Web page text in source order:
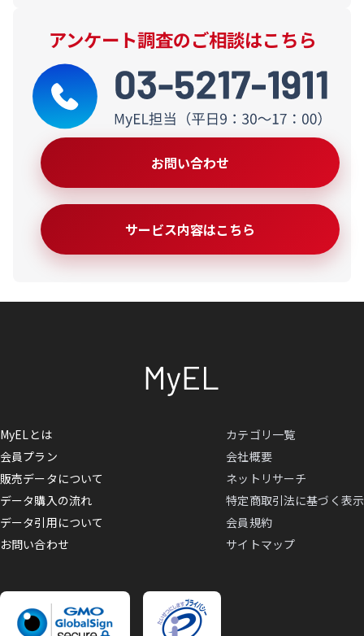
アンケート調査のご相談はこちら
お問い合わせ
サービス内容はこちら
MyELとは
会員プラン
販売データについて
データ購入の流れ
データ引用について
お問い合わせ
カテゴリ一覧
会社概要
ネットリサーチ
特定商取引法に基づく表示
会員規約
サイトマップ